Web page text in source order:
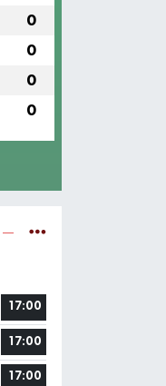
0
0
0
0
17:00
17:00
17:00